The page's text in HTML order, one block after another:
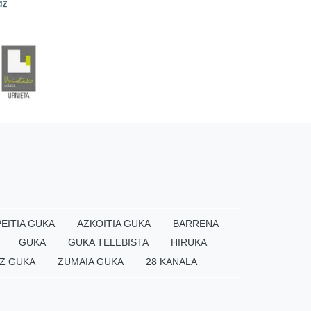
GUKA AZKOITIA GUKA
BARRENA
GUKA GUKA TELEBISTA
HIRUKA
GUKA ZUMAIA GUKA 28 KANALA